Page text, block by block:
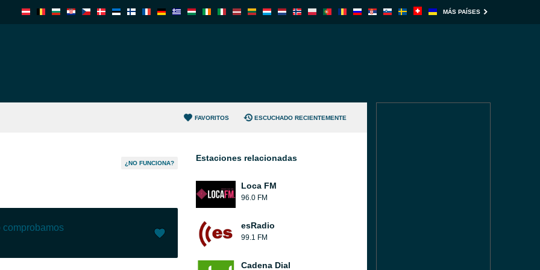
MÁS PAÍSES
FAVORITOS ESCUCHADO RECIENTEMENTE
¿NO FUNCIONA?
comprobamos
Estaciones relacionadas
Loca FM
96.0 FM
esRadio
99.1 FM
Cadena Dial